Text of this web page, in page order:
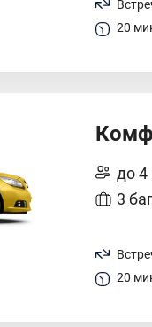
20
до 4
3
20